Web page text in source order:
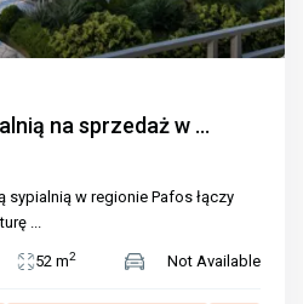
na sprzedaż w ...
sypialnią w regionie Pafos łączy
...
52 m2 Not Available